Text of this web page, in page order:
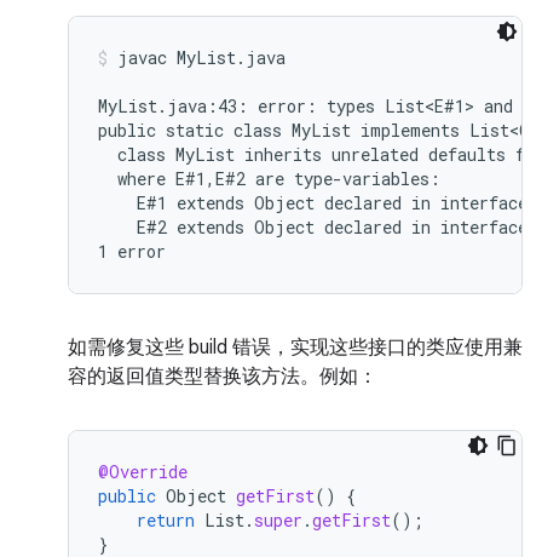
javac MyList.java
MyList.java:43: error: types List<E#1> and
public static class MyList implements
class MyList inherits unrelated defaults
  where E#1,E#2 are type-variables:
E#1 extends Object declared in interface
E#2 extends Object declared in interface
如需修复这些 build 错误，实现这些接口的类应使用兼
容的返回值类型替换该方法。例如：
@Override
public Object getFirst()
{
return List. super .getFirst();
}